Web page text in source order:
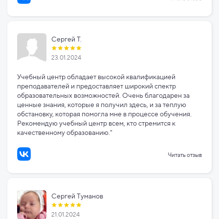
Сергей Т.
23.01.2024
Учебный центр обладает высокой квалификацией
преподавателей и предоставляет широкий спектр
образовательных возможностей. Очень благодарен за
ценные знания, которые я получил здесь, и за теплую
обстановку, которая помогла мне в процессе обучения.
Рекомендую учебный центр всем, кто стремится к
качественному образованию."
Читать отзыв
Сергей Туманов
21.01.2024